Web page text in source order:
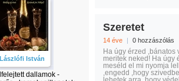
Lászlófi István
dallamok -
Szeretet
14 éve | 0 hozzászólás
Ha úgy érzed ,bánatos
meritek neked! Ha úgy
meséld el mi nyomja
,engedd ,hogy